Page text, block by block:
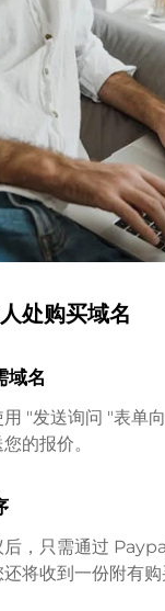
处购买域名
域名
"发送询问 "表单
的报价。
后，只需通过
还将收到一份附有